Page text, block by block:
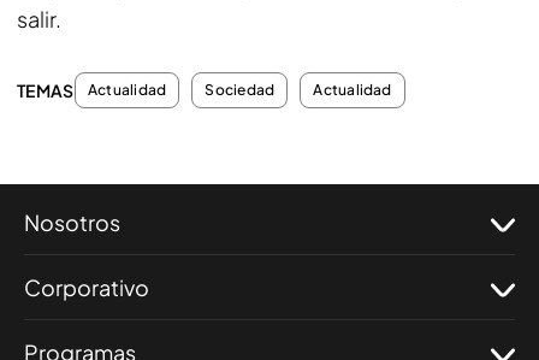
salir.
TEMAS Actualidad Sociedad Actualidad
Nosotros
Corporativo
Programas